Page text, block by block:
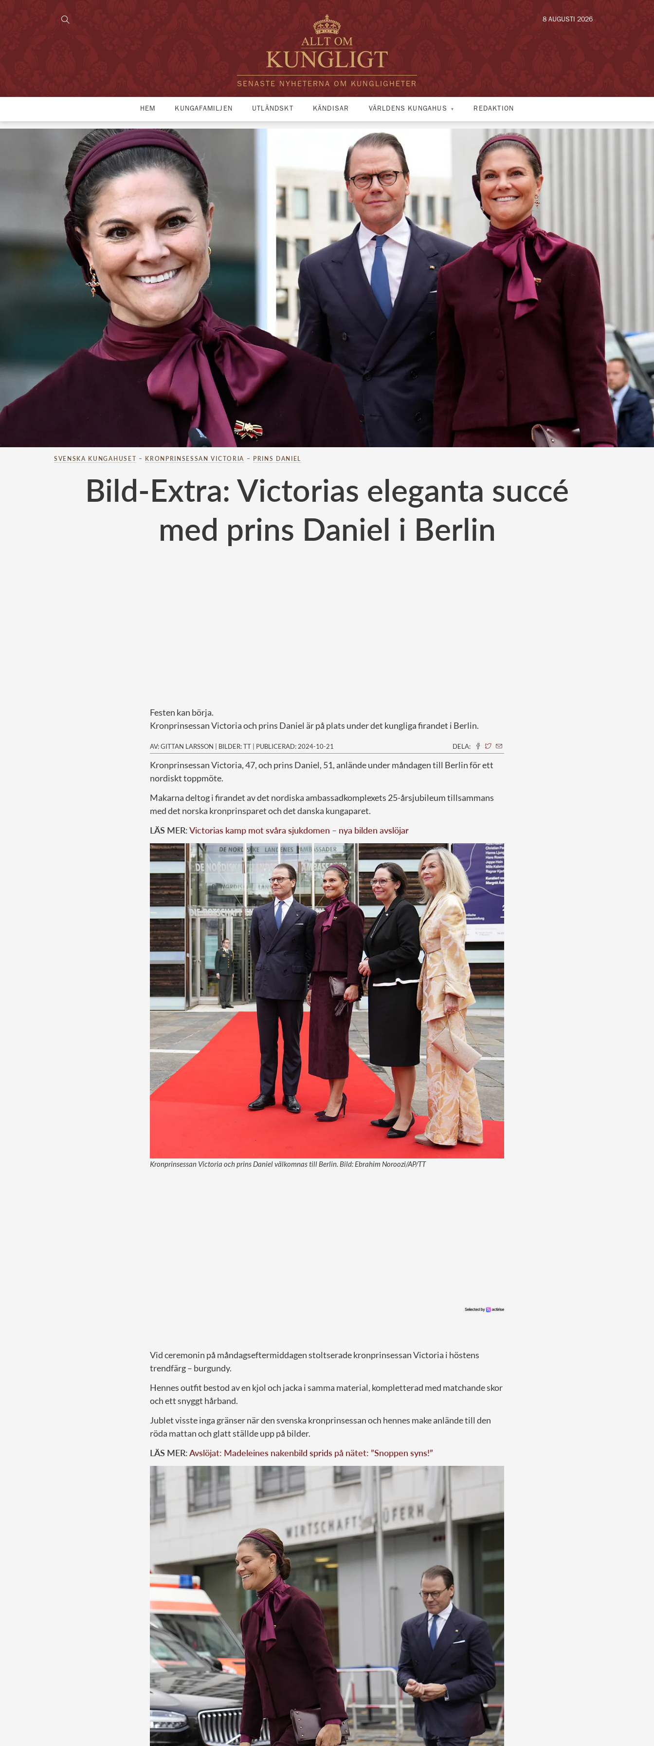
SENASTE NYHETERNA OM KUNGLIGHETER
8 AUGUSTI 2026
HEM KUNGAFAMILJEN UTLÄNDSKT KÄNDISAR VÄRLDENS KUNGAHUS REDAKTION
SVENSKA KUNGAHUSET – KRONPRINSESSAN VICTORIA – PRINS DANIEL
Bild-Extra: Victorias eleganta succé
med prins Daniel i Berlin
Festen kan börja.
Kronprinsessan Victoria och prins Daniel är på plats under det kungliga firandet i Berlin.
AV: GITTAN LARSSON | BILDER: TT | PUBLICERAD: 2024-10-21 DELA:
Kronprinsessan Victoria, 47, och prins Daniel, 51, anlände under måndagen till Berlin för ett
nordiskt toppmöte.
Makarna deltog i firandet av det nordiska ambassadkomplexets 25-årsjubileum tillsammans
med det norska kronprinsparet och det danska kungaparet.
LÄS MER:Victorias kamp mot svåra sjukdomen – nya bilden avslöjar
Kronprinsessan Victoria och prins Daniel välkomnas till Berlin. Bild: Ebrahim Noroozi/AP/TT
Vid ceremonin på måndagseftermiddagen stoltserade kronprinsessan Victoria i höstens
trendfärg – burgundy.
Hennes outfit bestod av en kjol och jacka i samma material, kompletterad med matchande skor
och ett snyggt hårband.
Jublet visste inga gränser när den svenska kronprinsessan och hennes make anlände till den
röda mattan och glatt ställde upp på bilder.
LÄS MER:Avslöjat: Madeleines nakenbild sprids på nätet: ”Snoppen syns!”